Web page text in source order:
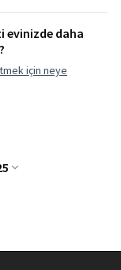
evinizde daha
için neye